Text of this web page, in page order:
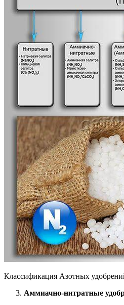
Классификация Азотных
Аммиачно-нитратные